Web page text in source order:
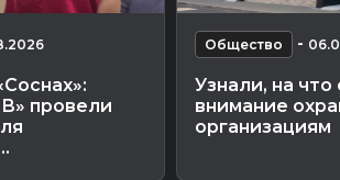
провели
Общество -
Узнали, на что
внимание
организациям